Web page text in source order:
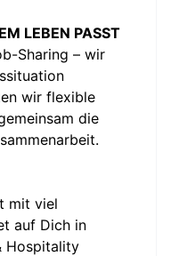
LEBEN PASST
Sharing – wir
wir flexible
die
mit viel
auf Dich in
Hospitality